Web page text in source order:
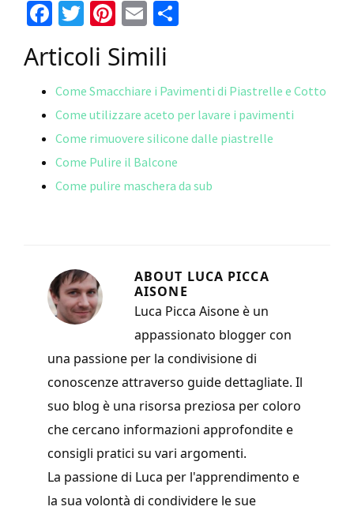
Fa
b
o
o
k
T
tt
er
Pi
er
es
t
E
ai
l
di
vi
di
Articoli Simili
Come Smacchiare i Pavimenti di Piastrelle e Cotto
Come utilizzare aceto per lavare i pavimenti
Come rimuovere silicone dalle piastrelle
Come Pulire il Balcone
Come pulire maschera da sub
ABOUT LUCA PICCA
AISONE
Luca Picca Aisone è un
appassionato blogger con
una passione per la condivisione di
conoscenze attraverso guide dettagliate. Il
suo blog è una risorsa preziosa per coloro
che cercano informazioni approfondite e
consigli pratici su vari argomenti.
La passione di Luca per l'apprendimento e
la sua volontà di condividere le sue